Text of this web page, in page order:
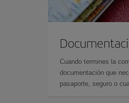
Cuando termines la
documentación que
pasaporte, seguro o